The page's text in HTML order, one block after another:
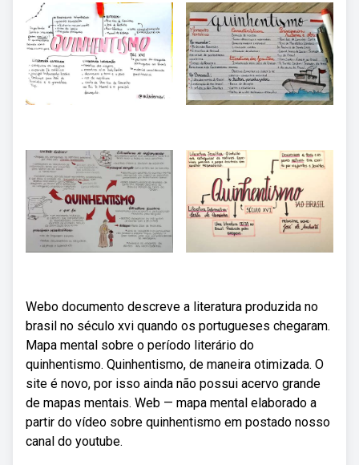
Webo documento descreve a literatura produzida no
brasil no século xvi quando os portugueses chegaram.
Mapa mental sobre o período literário do
quinhentismo. Quinhentismo, de maneira otimizada. O
site é novo, por isso ainda não possui acervo grande
de mapas mentais. Web — mapa mental elaborado a
partir do vídeo sobre quinhentismo em postado nosso
canal do youtube.